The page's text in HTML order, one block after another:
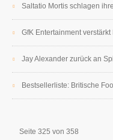
Saltatio Mortis schlagen
GfK Entertainment verstärkt
Jay Alexander zurück an
Bestsellerliste: Britische
Seite 325 von 358